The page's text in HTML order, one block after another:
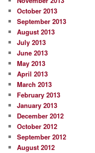
October 2013
September 2013
August 2013
July 2013
June 2013
May 2013
April 2013
March 2013
February 2013
January 2013
December 2012
October 2012
September 2012
August 2012